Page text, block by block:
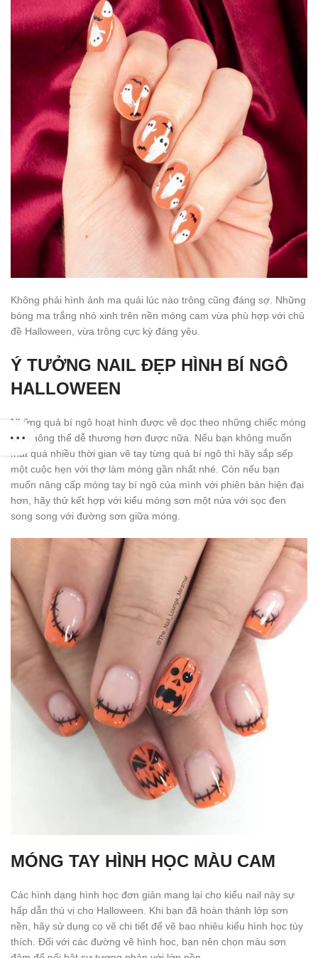
Không phải hình ảnh ma quái lúc nào trông cũng đáng sợ. Những
bóng ma trắng nhỏ xinh trên nền móng cam vừa phù hợp với chủ
đề Halloween, vừa trông cực kỳ đáng yêu.
Ý TƯỞNG NAIL ĐẸP HÌNH BÍ NGÔ
HALLOWEEN
Những quả bí ngô hoạt hình được vẽ dọc theo những chiếc móng
tay không thể dễ thương hơn được nữa. Nếu bạn không muốn
mất quá nhiều thời gian vẽ tay từng quả bí ngô thì hãy sắp sếp
một cuộc hẹn với thợ làm móng gần nhất nhé. Còn nếu bạn
muốn nâng cấp móng tay bí ngô của mình với phiên bản hiện đại
hơn, hãy thử kết hợp với kiểu móng sơn một nửa với sọc đen
song song với đường sơn giữa móng.
MÓNG TAY HÌNH HỌC MÀU CAM
Các hình dạng hình học đơn giản mang lại cho kiểu nail này sự
hấp dẫn thú vị cho Halloween. Khi bạn đã hoàn thành lớp sơn
nền, hãy sử dụng cọ vẽ chi tiết để vẽ bao nhiêu kiểu hình học tùy
thích. Đối với các đường vẽ hình học, bạn nên chọn màu sơn